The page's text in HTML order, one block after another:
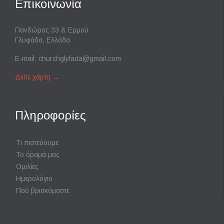
Επικοινωνία
Πανδώρας 33 & Ερμού
Γλυφάδα, Ελλάδα
E-mail: churchglyfada@gmail.com
Δείτε χάρτη →
Πληροφορίες
Τι πιστεύουμε
Το όραμά μας
Ομιλίες
Ημερολόγιο
Πού βρισκόμαστε